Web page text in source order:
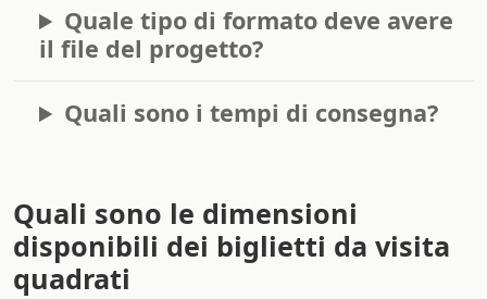
Quale tipo di formato deve avere
il file del progetto?
Quali sono i tempi di consegna?
Quali sono le dimensioni
disponibili dei biglietti da visita
quadrati